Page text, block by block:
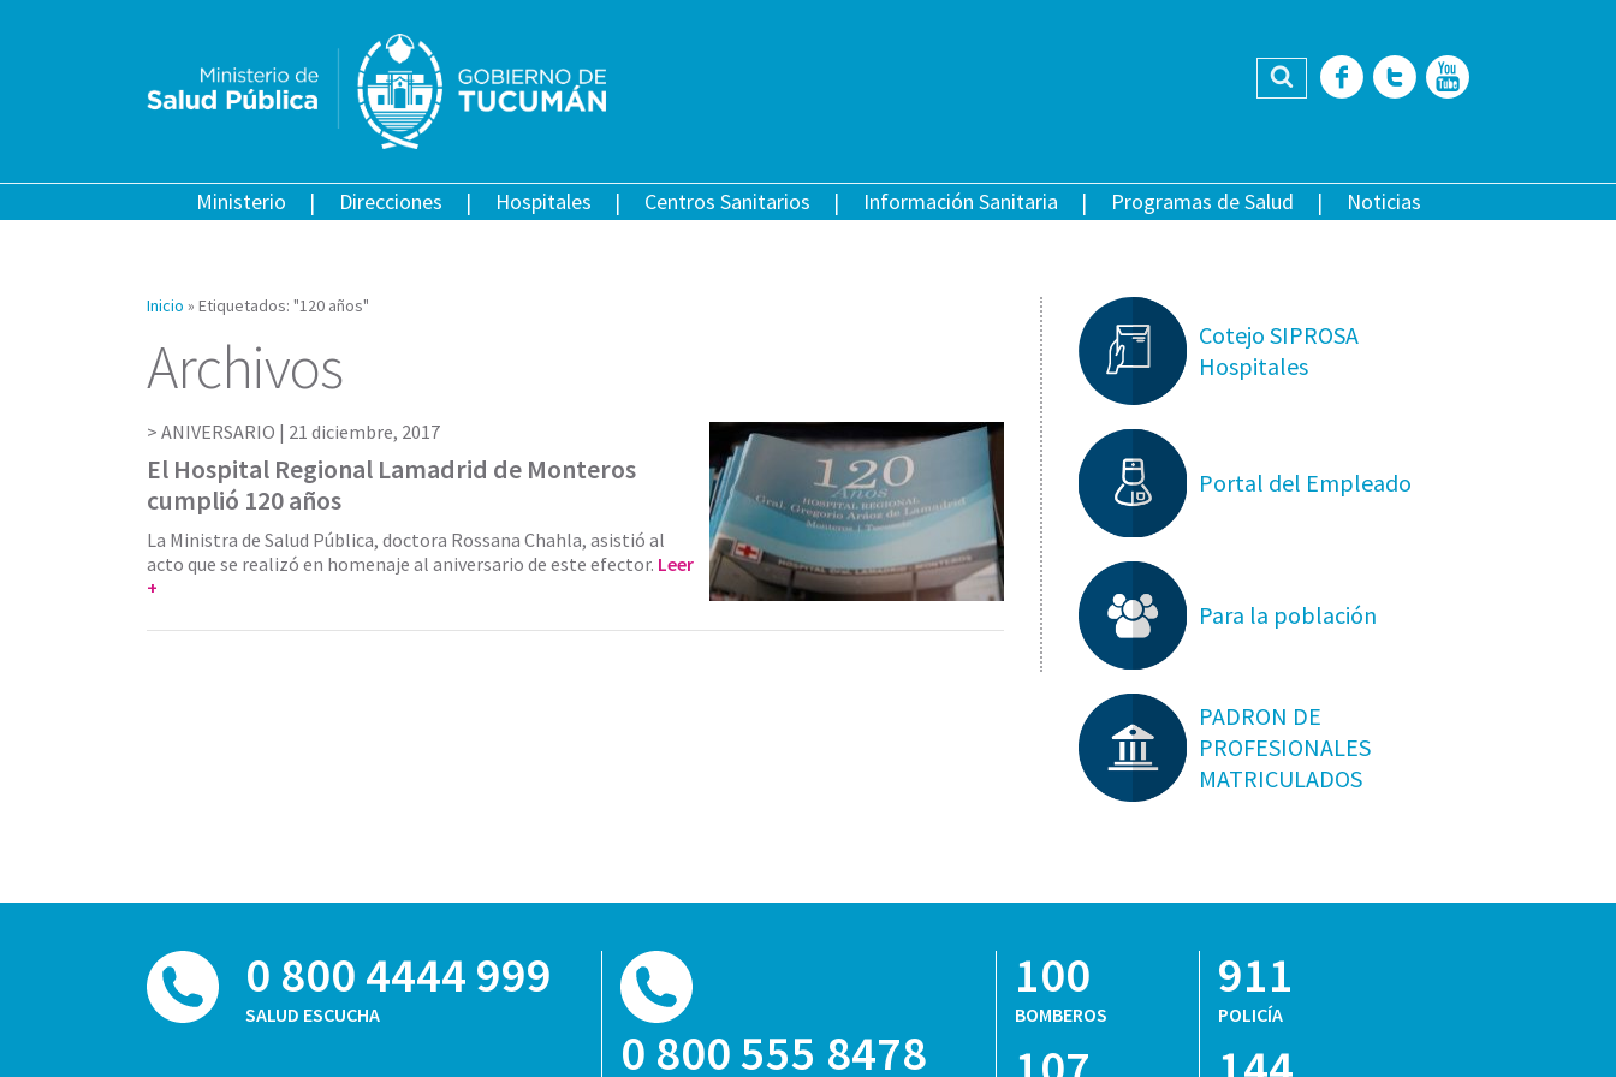
Buscar Facebook
Twitter
Ministerio Direcciones Hospitales Centros Sanitarios Información Sanitaria Programas de Salud Noticias
Inicio » Etiquetados: "120 años"
Archivos
ANIVERSARIO | 21 diciembre, 2017
El Hospital Regional Lamadrid de Monteros
cumplió 120 años
La Ministra de Salud Pública, doctora Rossana Chahla, asistió al
acto que se realizó en homenaje al aniversario de este efector. Leer
+
Cotejo SIPROSA
Hospitales
Portal del Empleado
Para la población
PADRON DE
PROFESIONALES
MATRICULADOS
0 800 4444 999
SALUD ESCUCHA
0 800 555 8478
100
BOMBEROS
911
POLICÍA